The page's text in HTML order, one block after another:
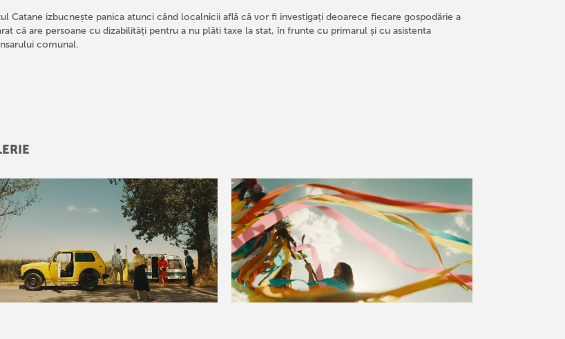
Catane izbucnește panica atunci când localnicii află că vor fi investigați deoarece fiecare gospodărie a
că are persoane cu dizabilități pentru a nu plăti taxe la stat, în frunte cu primarul și cu asistenta
comunal.